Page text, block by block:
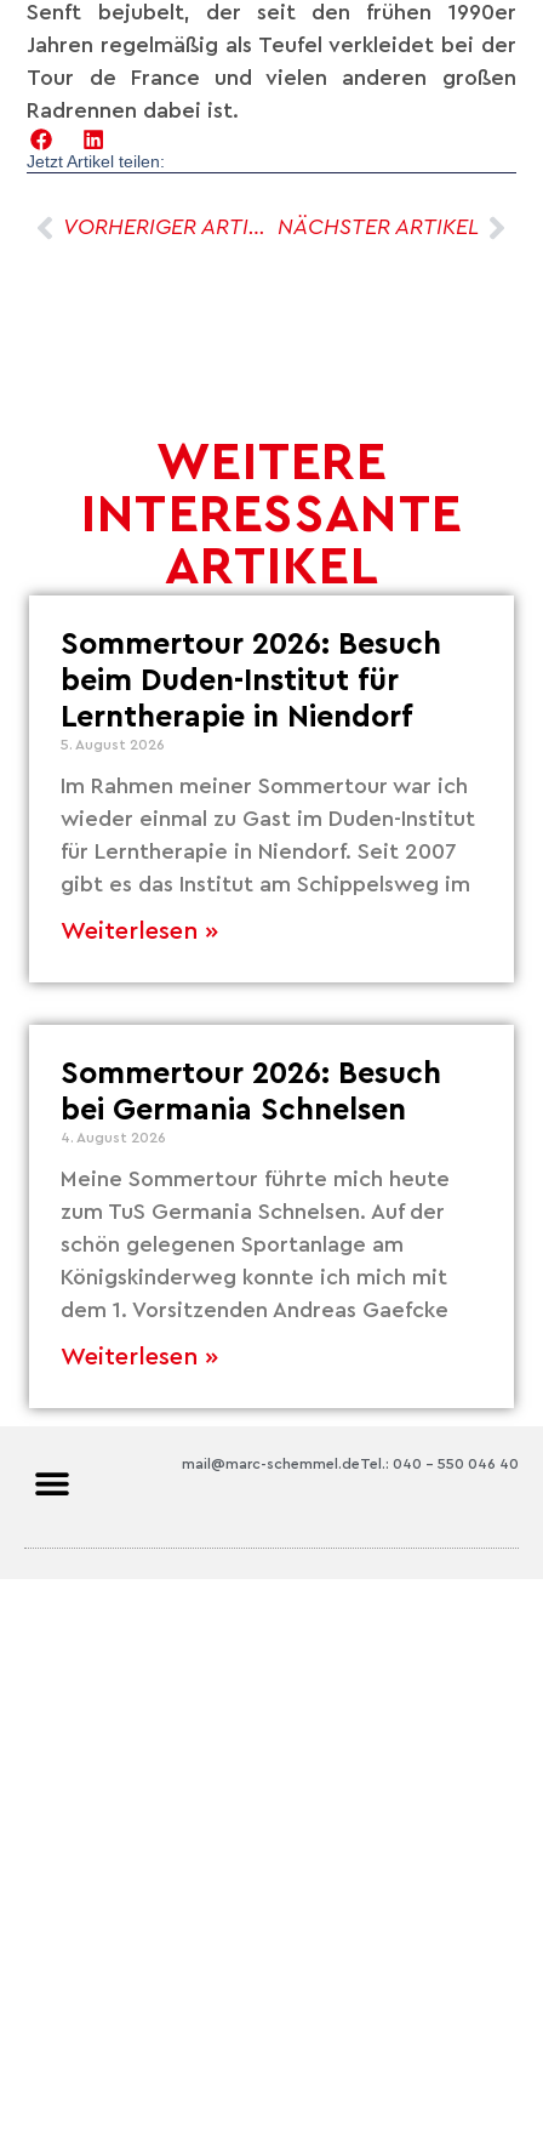
Senft bejubelt, der seit den frühen 1990er
Jahren regelmäßig als Teufel verkleidet bei der
Tour de France und vielen anderen großen
Radrennen dabei ist.
Jetzt Artikel teilen:
VORHERIGER ARTIKEL NÄCHSTER ARTIKEL
WEITERE
INTERESSANTE
ARTIKEL
Sommertour 2026: Besuch
beim Duden-Institut für
Lerntherapie in Niendorf
5. August 2026
Im Rahmen meiner Sommertour war ich
wieder einmal zu Gast im Duden-Institut
für Lerntherapie in Niendorf. Seit 2007
gibt es das Institut am Schippelsweg im
Weiterlesen »
Sommertour 2026: Besuch
bei Germania Schnelsen
4. August 2026
Meine Sommertour führte mich heute
zum TuS Germania Schnelsen. Auf der
schön gelegenen Sportanlage am
Königskinderweg konnte ich mich mit
dem 1. Vorsitzenden Andreas Gaefcke
Weiterlesen »
Tel.: 040 – 550 046 40
mail@marc-schemmel.de